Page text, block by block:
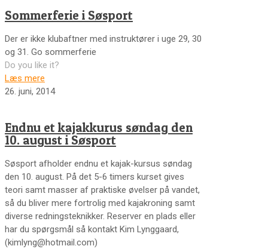
Sommerferie i Søsport
Der er ikke klubaftner med instruktører i uge 29, 30
og 31. Go sommerferie
Do you like it?
Læs mere
26. juni, 2014
Endnu et kajakkurus søndag den
10. august i Søsport
Søsport afholder endnu et kajak-kursus søndag
den 10. august. På det 5-6 timers kurset gives
teori samt masser af praktiske øvelser på vandet,
så du bliver mere fortrolig med kajakroning samt
diverse redningsteknikker. Reserver en plads eller
har du spørgsmål så kontakt Kim Lynggaard,
(kimlyng@hotmail.com)